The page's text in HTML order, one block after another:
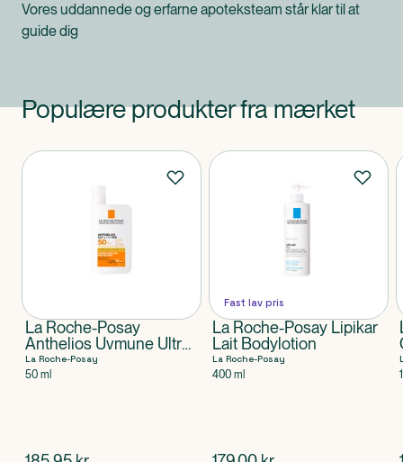
Vores uddannede og erfarne apoteksteam står klar til at
guide dig
Populære produkter fra mærket
Produkter
La Roche-Posay
Anthelios Uvmune Ultra
Light SPF50+
La Roche-Posay
50 ml
Fast lav pris
La Roche-Posay Lipikar
Lait Bodylotion
La Roche-Posay
400 ml